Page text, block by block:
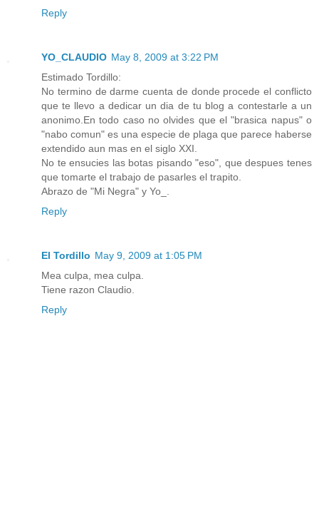
Reply
YO_CLAUDIO May 8, 2009 at 3:22 PM
Estimado Tordillo:
No termino de darme cuenta de donde procede el conflicto
que te llevo a dedicar un dia de tu blog a contestarle a un
anonimo.En todo caso no olvides que el "brasica napus" o
"nabo comun" es una especie de plaga que parece haberse
extendido aun mas en el siglo XXI.
No te ensucies las botas pisando "eso", que despues tenes
que tomarte el trabajo de pasarles el trapito.
Abrazo de "Mi Negra" y Yo_.
Reply
El Tordillo May 9, 2009 at 1:05 PM
Mea culpa, mea culpa.
Tiene razon Claudio.
Reply